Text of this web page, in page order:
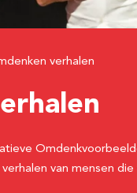
verhalen
van mensen